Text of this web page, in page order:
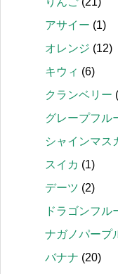
アサイー (1)
オレンジ (12)
キウィ (6)
クランベリー
グレープフル
シャインマス
スイカ (1)
デーツ (2)
ドラゴンフル
ナガノパープ
バナナ (20)